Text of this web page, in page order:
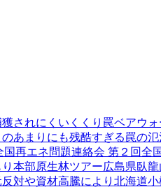
されにくいくくり罠ベアウォ
のあまりにも残酷すぎる罠の
再エネ問題連絡会 第２回全
り本部原生林ツアー広島県臥
対や資材高騰により北海道